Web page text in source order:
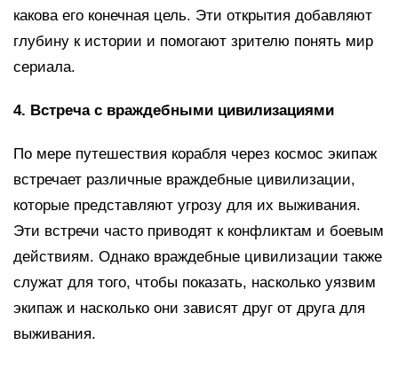
какова его конечная цель. Эти открытия добавляют
глубину к истории и помогают зрителю понять мир
сериала.
4. Встреча с враждебными цивилизациями
По мере путешествия корабля через космос экипаж
встречает различные враждебные цивилизации,
которые представляют угрозу для их выживания.
Эти встречи часто приводят к конфликтам и боевым
действиям. Однако враждебные цивилизации также
служат для того, чтобы показать, насколько уязвим
экипаж и насколько они зависят друг от друга для
выживания.